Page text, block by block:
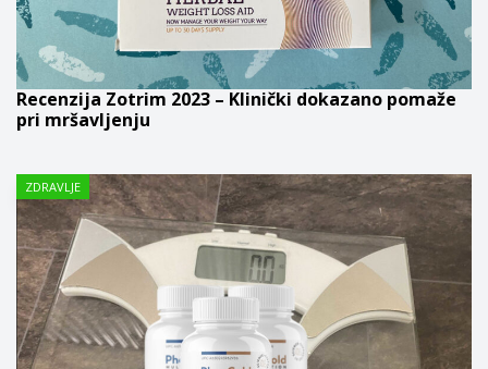
Recenzija Zotrim 2023 – Klinički dokazano pomaže
pri mršavljenju
ZDRAVLJE